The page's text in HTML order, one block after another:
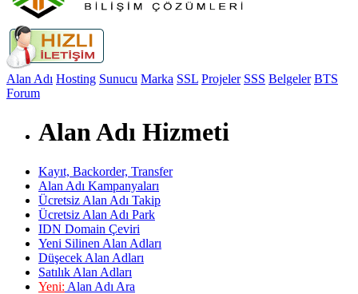
Alan Adı Hosting Sunucu Marka SSL Projeler SSS Belgeler BTS
Forum
Alan Adı Hizmeti
Kayıt, Backorder, Transfer
Alan Adı Kampanyaları
Ücretsiz Alan Adı Takip
Ücretsiz Alan Adı Park
IDN Domain Çeviri
Yeni Silinen Alan Adları
Düşecek Alan Adları
Satılık Alan Adları
Yeni: Alan Adı Ara